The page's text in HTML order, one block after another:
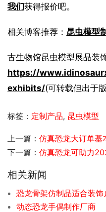
我们获得报价吧。
相关博客推荐： 昆虫模型
古生物馆昆虫模型展品装
https://
exhibits/(可转载但出于
标签： 定制产品, 昆虫模型
上一篇： 仿真恐龙大订单
下一篇： 仿真恐龙可助力
相关新闻
恐龙骨架仿制品适合装饰
动态恐龙手偶制作厂商